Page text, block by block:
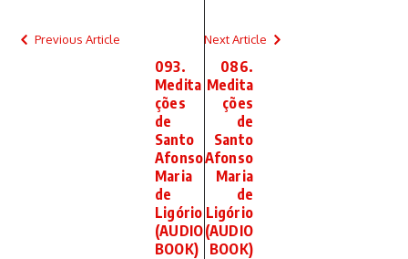
Previous Article
093.
Medita
ções
de
Santo
Afonso
Maria
de
Ligório
(AUDIO
BOOK)
Next Article
086.
Medita
ções
de
Santo
Afonso
Maria
de
Ligório
(AUDIO
BOOK)